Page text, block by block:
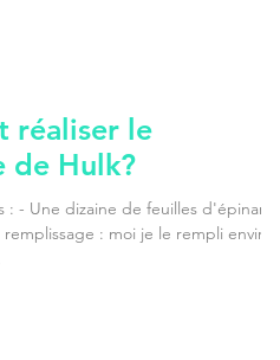
réaliser le
de Hulk?
: - Une dizaine de feuilles d'épinards
: moi je le rempli environ